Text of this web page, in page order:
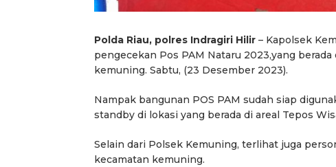
Polda Riau, polres Indragiri Hilir – Kapolsek
pengecekan Pos PAM Nataru 2023,yang
kemuning. Sabtu, (23 Desember 2023).
Nampak bangunan POS PAM sudah siap
standby di lokasi yang berada di areal Tepos
Selain dari Polsek Kemuning, terlihat juga
kecamatan kemuning.